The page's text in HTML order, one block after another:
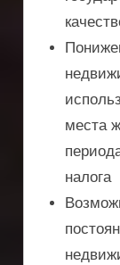
места
налога